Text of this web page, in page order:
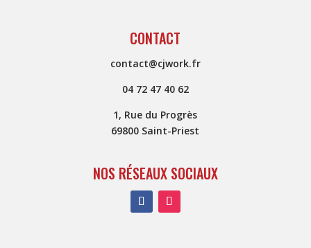
CONTACT
contact@cjwork.fr
04 72 47 40 62
1, Rue du Progrès
69800 Saint-Priest
NOS RÉSEAUX SOCIAUX